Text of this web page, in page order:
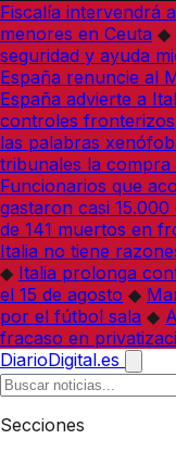
Fiscalía intervendrá
menores en Ceuta ◆
seguridad y ayuda
España renuncie al
España advierte a
controles fronterizos
las palabras
tribunales la compra
Funcionarios que
gastaron casi 15.000
de 141 muertos en
Italia no tiene
◆ Italia prolonga
el 15 de agosto ◆
por el fútbol sala ◆
fracaso en
DiarioDigital.es
Secciones